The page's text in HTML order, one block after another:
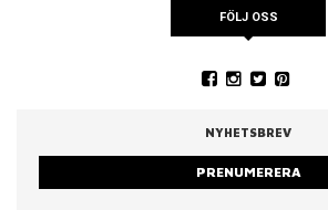
FÖLJ OSS
NYHETSBREV
PRENUMERERA